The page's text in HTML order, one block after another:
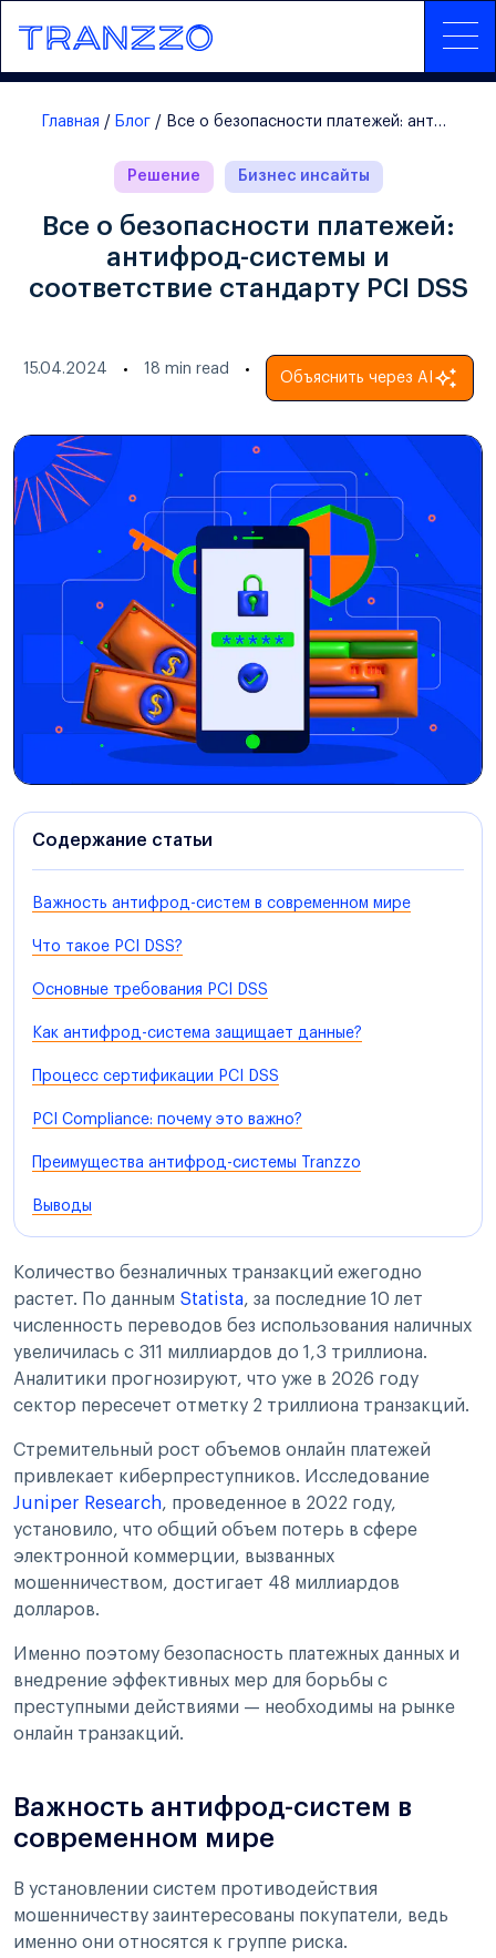
Главная Блог Все о безопасности платежей: антифрод-система соответствие стандарту PCI DSS
Решение Бизнес инсайты
Все о безопасности платежей:
антифрод-системы и
соответствие стандарту PCI DSS
15.04.2024 18 min read
Объяснить через AI
Содержание статьи
Важность антифрод-систем в современном мире
Что такое PCI DSS?
Основные требования PCI DSS
Как антифрод-система защищает данные?
Процесс сертификации PCI DSS
PCI Compliance: почему это важно?
Преимущества антифрод-системы Tranzzo
Выводы
Количество безналичных транзакций ежегодно
растет. По данным Statista, за последние 10 лет
численность переводов без использования наличных
увеличилась с 311 миллиардов до 1,3 триллиона.
Аналитики прогнозируют, что уже в 2026 году
сектор пересечет отметку 2 триллиона транзакций.
Стремительный рост объемов онлайн платежей
привлекает киберпреступников. Исследование
Juniper Research, проведенное в 2022 году,
установило, что общий объем потерь в сфере
электронной коммерции, вызванных
мошенничеством, достигает 48 миллиардов
долларов.
Именно поэтому безопасность платежных данных и
внедрение эффективных мер для борьбы с
преступными действиями — необходимы на рынке
онлайн транзакций.
Важность антифрод-систем в
современном мире
В установлении систем противодействия
мошенничеству заинтересованы покупатели, ведь
именно они относятся к группе риска.